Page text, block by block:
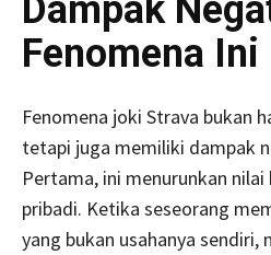
Dampak
Fenomena Ini
Fenomena joki Strava bukan
tetapi juga memiliki dampak
Pertama, ini menurunkan nilai
pribadi. Ketika seseorang
yang bukan usahanya sendiri,